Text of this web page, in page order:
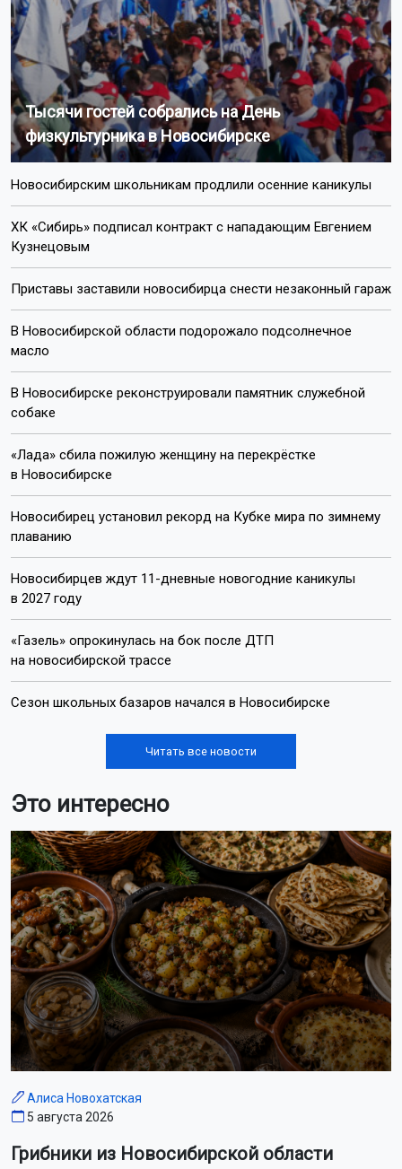
Тысячи гостей собрались на День
физкультурника в Новосибирске
Новосибирским школьникам продлили осенние каникулы
ХК «Сибирь» подписал контракт с нападающим Евгением
Кузнецовым
Приставы заставили новосибирца снести незаконный гараж
В Новосибирской области подорожало подсолнечное
масло
В Новосибирске реконструировали памятник служебной
собаке
«Лада» сбила пожилую женщину на перекрёстке
в Новосибирске
Новосибирец установил рекорд на Кубке мира по зимнему
плаванию
Новосибирцев ждут 11-дневные новогодние каникулы
в 2027 году
«Газель» опрокинулась на бок после ДТП
на новосибирской трассе
Сезон школьных базаров начался в Новосибирске
Читать все новости
Это интересно
Алиса Новохатская
5 августа 2026
Грибники из Новосибирской области